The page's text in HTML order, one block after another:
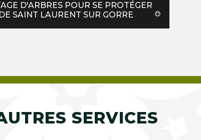
D'ARBRES POUR SE PROTÉGER
SAINT LAURENT SUR GORRE
SERVICES